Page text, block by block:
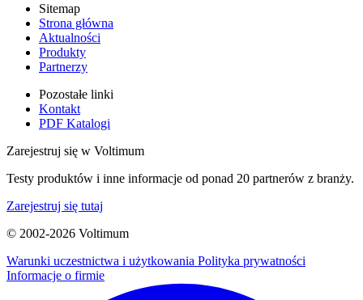
Sitemap
Strona główna
Aktualności
Produkty
Partnerzy
Pozostałe linki
Kontakt
PDF Katalogi
Zarejestruj się w Voltimum
Testy produktów i inne informacje od ponad 20 partnerów z branży.
Zarejestruj się tutaj
© 2002-2026 Voltimum
Warunki uczestnictwa i użytkowania Polityka prywatności
Informacje o firmie